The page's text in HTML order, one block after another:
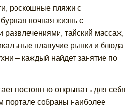
роскошные пляжи с
ночная жизнь с
развлечениями, тайский массаж,
плавучие рынки и блюда
– каждый найдет занятие по
постоянно открывать для себя
портале собраны наиболее